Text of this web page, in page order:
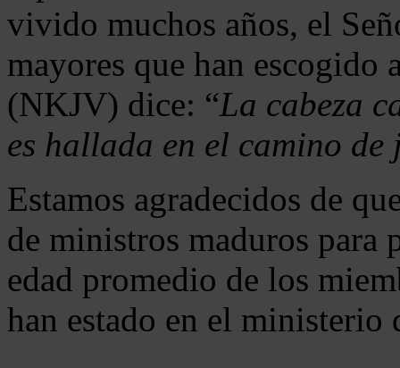
vivido muchos años, el
mayores que han
(NKJV) dice: “La cabeza
es hallada en el camino de
Estamos agradecidos de
de ministros maduros
edad promedio de los
han estado en el ministerio